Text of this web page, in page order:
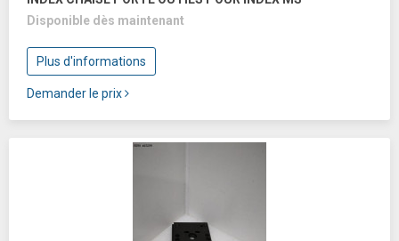
Disponible dès maintenant
Plus d'informations
Demander le prix